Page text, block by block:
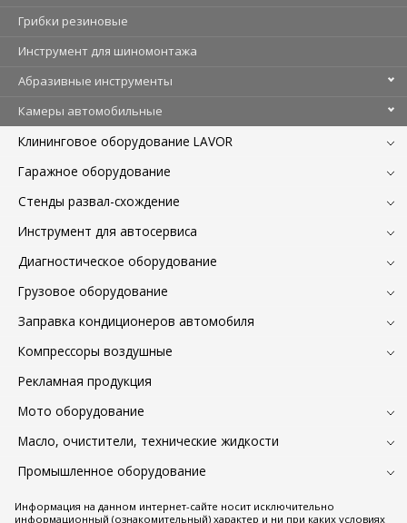
Грибки резиновые
Инструмент для шиномонтажа
Абразивные инструменты
Камеры автомобильные
Клининговое оборудование LAVOR
Гаражное оборудование
Стенды развал-схождение
Инструмент для автосервиса
Диагностическое оборудование
Грузовое оборудование
Заправка кондиционеров автомобиля
Компрессоры воздушные
Рекламная продукция
Мото оборудование
Масло, очистители, технические жидкости
Промышленное оборудование
Информация на данном интернет-сайте носит исключительно
информационный (ознакомительный) характер и ни при каких условиях